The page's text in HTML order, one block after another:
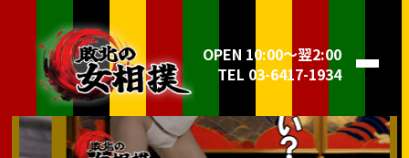
OPEN 10:00～翌2:00
TEL 03-6417-1934